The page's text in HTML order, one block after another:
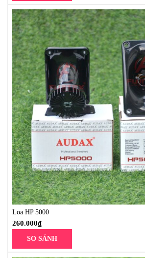
Loa HP 5000
260.000₫
SO SÁNH